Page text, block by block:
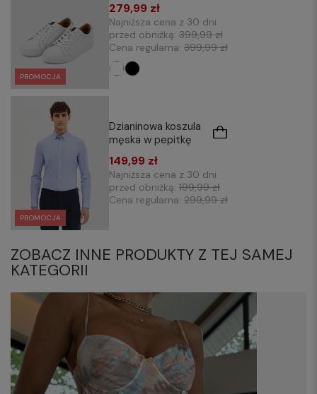
PROMOCJA
279,99 zł
Najniższa cena z 30 dni
przed obniżką: 399,99 zł
Cena regularna: 399,99 zł
PROMOCJA
Dzianinowa koszula
męska w pepitkę
149,99 zł
Najniższa cena z 30 dni
przed obniżką: 199,99 zł
Cena regularna: 299,99 zł
ZOBACZ INNE PRODUKTY Z TEJ SAMEJ
KATEGORII